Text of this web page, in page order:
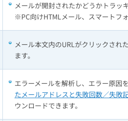
メールが開封されたかどうかトラッ
※PC向けHTMLメール、スマートフ
メール本文内のURLがクリックされ
ます。
エラーメールを解析し、エラー原因
たメールアドレスと失敗回数／失敗
ウンロードできます。